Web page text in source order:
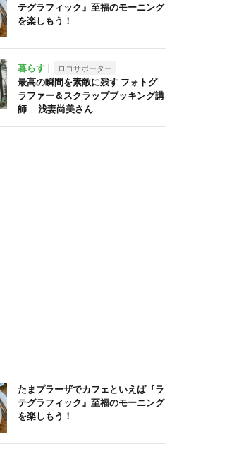
テグラフィック』至福のモーニング
を楽しもう！
暮らす ロコサポーター
最高の瞬間を素敵に残す フォトグ
ラファー＆スクラップブッキング講
師 浅妻尚美さん
たまプラーザでカフェといえば『ラ
テグラフィック』至福のモーニング
を楽しもう！